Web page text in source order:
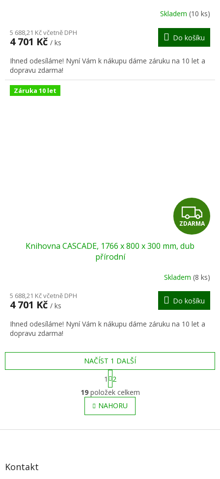
R
M
A
Skladem (10 ks)
5 688,21 Kč včetně DPH
4 701 Kč / ks
Do košíku
Ihned odesíláme! Nyní Vám k nákupu dáme záruku na 10 let a
dopravu zdarma!
Záruka 10 let
Z
D
R
M
A
ZDARMA
Knihovna CASCADE, 1766 x 800 x 300 mm, dub
přírodní
Skladem (8 ks)
5 688,21 Kč včetně DPH
4 701 Kč / ks
Do košíku
Ihned odesíláme! Nyní Vám k nákupu dáme záruku na 10 let a
dopravu zdarma!
O
v
l
á
NAČÍST 1 DALŠÍ
S
t
r
á
n
k
v
1
2
19položek celkem
NAHORU
Z
Kontakt